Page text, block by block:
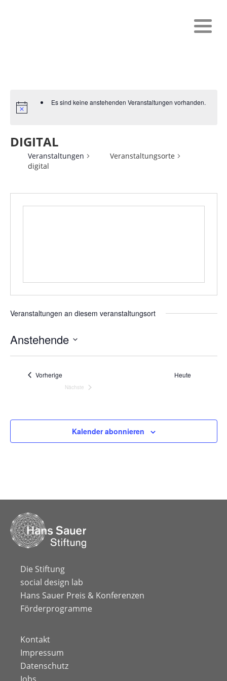
Es sind keine anstehenden Veranstaltungen vorhanden.
DIGITAL
Veranstaltungen
Veranstaltungsorte
digital
Veranstaltungen an diesem veranstaltungsort
Anstehende
Datum
VorherigeVeranstaltungen Heute
Nächste
Kalender abonnieren
Die Stiftung
social design lab
Hans Sauer Preis & Konferenzen
Förderprogramme
Kontakt
Impressum
Datenschutz
Jobs